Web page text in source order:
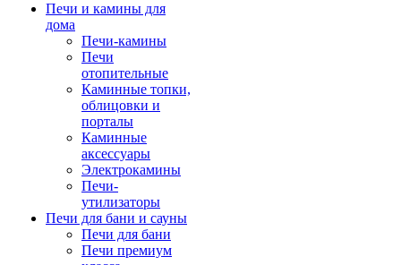
Печи и камины для
дома
Печи-камины
Печи
отопительные
Каминные топки,
облицовки и
порталы
Каминные
аксессуары
Электрокамины
Печи-
утилизаторы
Печи для бани и сауны
Печи для бани
Печи премиум